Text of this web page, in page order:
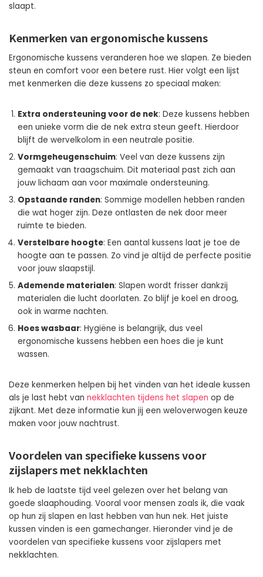
slaapt.
Kenmerken van ergonomische kussens
Ergonomische kussens veranderen hoe we slapen. Ze bieden
steun en comfort voor een betere rust. Hier volgt een lijst
met kenmerken die deze kussens zo speciaal maken:
Extra ondersteuning voor de nek: Deze kussens hebben
een unieke vorm die de nek extra steun geeft. Hierdoor
blijft de wervelkolom in een neutrale positie.
Vormgeheugenschuim: Veel van deze kussens zijn
gemaakt van traagschuim. Dit materiaal past zich aan
jouw lichaam aan voor maximale ondersteuning.
Opstaande randen: Sommige modellen hebben randen
die wat hoger zijn. Deze ontlasten de nek door meer
ruimte te bieden.
Verstelbare hoogte: Een aantal kussens laat je toe de
hoogte aan te passen. Zo vind je altijd de perfecte positie
voor jouw slaapstijl.
Ademende materialen: Slapen wordt frisser dankzij
materialen die lucht doorlaten. Zo blijf je koel en droog,
ook in warme nachten.
Hoes wasbaar: Hygiëne is belangrijk, dus veel
ergonomische kussens hebben een hoes die je kunt
wassen.
Deze kenmerken helpen bij het vinden van het ideale kussen
als je last hebt van nekklachten tijdens het slapen op de
zijkant. Met deze informatie kun jij een weloverwogen keuze
maken voor jouw nachtrust.
Voordelen van specifieke kussens voor
zijslapers met nekklachten
Ik heb de laatste tijd veel gelezen over het belang van
goede slaaphouding. Vooral voor mensen zoals ik, die vaak
op hun zij slapen en last hebben van hun nek. Het juiste
kussen vinden is een gamechanger. Hieronder vind je de
voordelen van specifieke kussens voor zijslapers met
nekklachten.